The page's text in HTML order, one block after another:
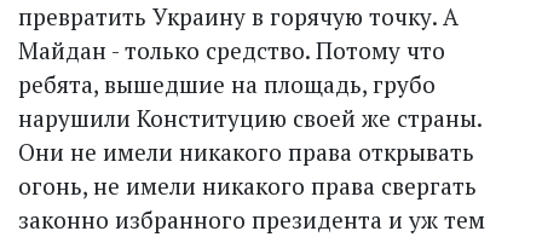
превратить Украину в горячую точку. А
Майдан - только средство. Потому что
ребята, вышедшие на площадь, грубо
нарушили Конституцию своей же страны.
Они не имели никакого права открывать
огонь, не имели никакого права свергать
законно избранного президента и уж тем